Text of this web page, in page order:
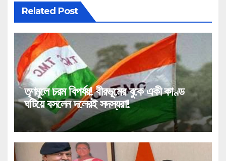
Related Post
তৃণমূলে চরম বিপর্যয়! বীরভূমের বুকে একী কাণ্ড
ঘটিয়ে বসলেন দলেরই সদস্যরা!